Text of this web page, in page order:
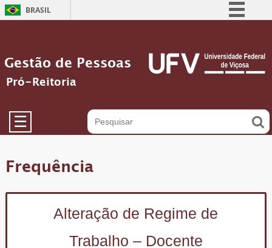
BRASIL
Participe
Legislação
Gestão de Pessoas
Pró-Reitoria
☰
Frequência
Alteração de Regime de
Trabalho – Docente